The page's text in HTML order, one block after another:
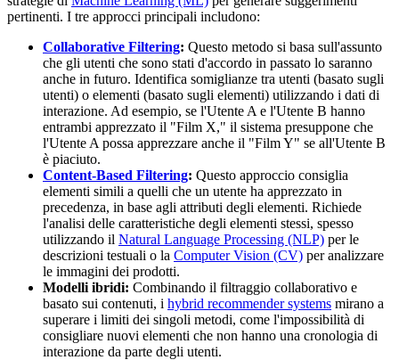
pertinenti. I tre approcci principali includono:
Collaborative Filtering: Questo metodo si basa sull'assunto
che gli utenti che sono stati d'accordo in passato lo saranno
anche in futuro. Identifica somiglianze tra utenti (basato sugli
utenti) o elementi (basato sugli elementi) utilizzando i dati di
interazione. Ad esempio, se l'Utente A e l'Utente B hanno
entrambi apprezzato il "Film X," il sistema presuppone che
l'Utente A possa apprezzare anche il "Film Y" se all'Utente B
è piaciuto.
Content-Based Filtering: Questo approccio consiglia
elementi simili a quelli che un utente ha apprezzato in
precedenza, in base agli attributi degli elementi. Richiede
l'analisi delle caratteristiche degli elementi stessi, spesso
utilizzando il Natural Language Processing (NLP) per le
descrizioni testuali o la Computer Vision (CV) per analizzare
le immagini dei prodotti.
Modelli ibridi: Combinando il filtraggio collaborativo e
basato sui contenuti, i hybrid recommender systems mirano a
superare i limiti dei singoli metodi, come l'impossibilità di
consigliare nuovi elementi che non hanno una cronologia di
interazione da parte degli utenti.